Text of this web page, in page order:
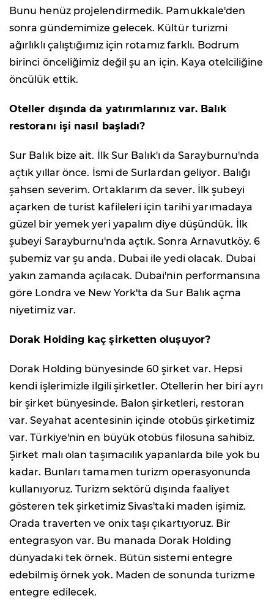
Bunu henüz projelendirmedik. Pamukkale'den
sonra gündemimize gelecek. Kültür turizmi
ağırlıklı çalıştığımız için rotamız farklı. Bodrum
birinci önceliğimiz değil şu an için. Kaya otelciliğine
öncülük ettik.
Oteller dışında da yatırımlarınız var. Balık
restoranı işi nasıl başladı?
Sur Balık bize ait. İlk Sur Balık'ı da Sarayburnu'nda
açtık yıllar önce. İsmi de Surlardan geliyor. Balığı
şahsen severim. Ortaklarım da sever. İlk şubeyi
açarken de turist kafileleri için tarihi yarımadaya
güzel bir yemek yeri yapalım diye düşündük. İlk
şubeyi Sarayburnu'nda açtık. Sonra Arnavutköy. 6
şubemiz var şu anda. Dubai ile yedi olacak. Dubai
yakın zamanda açılacak. Dubai'nin performansına
göre Londra ve New York'ta da Sur Balık açma
niyetimiz var.
Dorak Holding kaç şirketten oluşuyor?
Dorak Holding bünyesinde 60 şirket var. Hepsi
kendi işlerimizle ilgili şirketler. Otellerin her biri ayrı
bir şirket bünyesinde. Balon şirketleri, restoran
var. Seyahat acentesinin içinde otobüs şirketimiz
var. Türkiye'nin en büyük otobüs filosuna sahibiz.
Şirket malı olan taşımacılık yapanlarda bile yok bu
kadar. Bunları tamamen turizm operasyonunda
kullanıyoruz. Turizm sektörü dışında faaliyet
gösteren tek şirketimiz Sivas'taki maden işimiz.
Orada traverten ve onix taşı çıkartıyoruz. Bir
entegrasyon var. Bu manada Dorak Holding
dünyadaki tek örnek. Bütün sistemi entegre
edebilmiş örnek yok. Maden de sonunda turizme
entegre edilecek.